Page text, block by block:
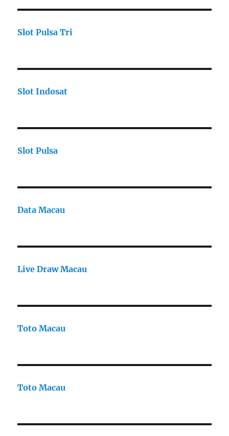
Slot Pulsa Tri
Slot Indosat
Slot Pulsa
Data Macau
Live Draw Macau
Toto Macau
Toto Macau